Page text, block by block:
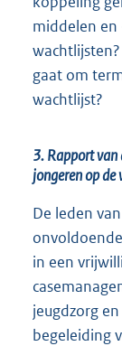
middelen en
gaat om
wachtlijst?
3. Rapport van
jongeren op
De leden
in een
jeugdzorg
begeleiding